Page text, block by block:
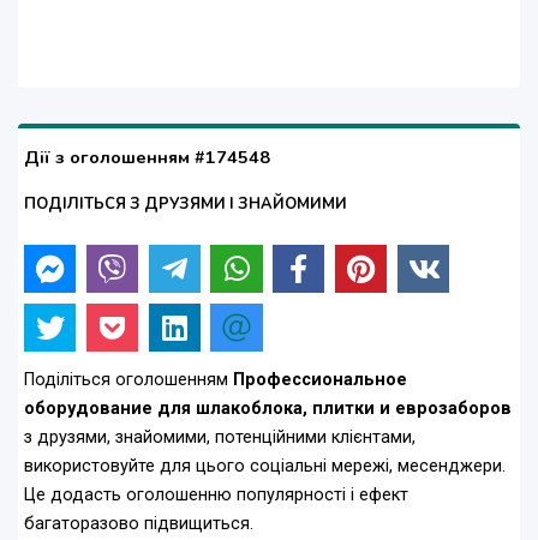
Дії з оголошенням #174548
ПОДІЛІТЬСЯ З ДРУЗЯМИ І ЗНАЙОМИМИ
Поділіться оголошенням Профессиональное
оборудование для шлакоблока, плитки и еврозаборов
з друзями, знайомими, потенційними клієнтами,
використовуйте для цього соціальні мережі, месенджери.
Це додасть оголошенню популярності і ефект
багаторазово підвищиться.